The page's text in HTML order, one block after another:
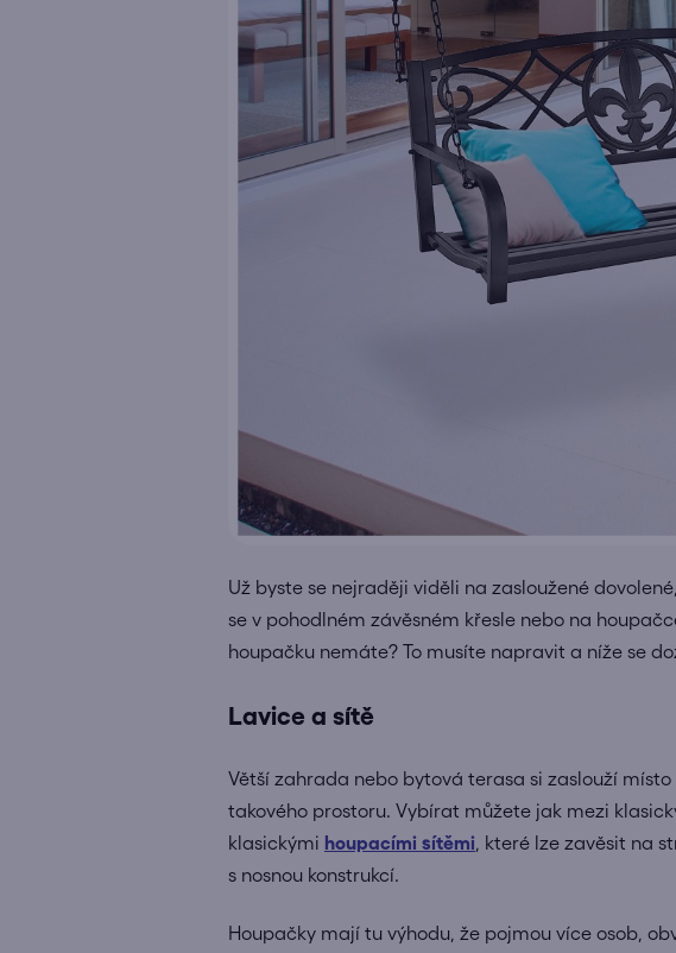
Už byste se nejraději viděli na zasloužené
se v pohodlném závěsném křesle nebo na
houpačku nemáte? To musíte napravit a níže se
Lavice a sítě
Větší zahrada nebo bytová terasa si zaslouží
takového prostoru. Vybírat můžete jak mezi
klasickými houpacími sítěmi , které lze zavěsit na
s nosnou konstrukcí.
Houpačky mají tu výhodu, že pojmou více osob,